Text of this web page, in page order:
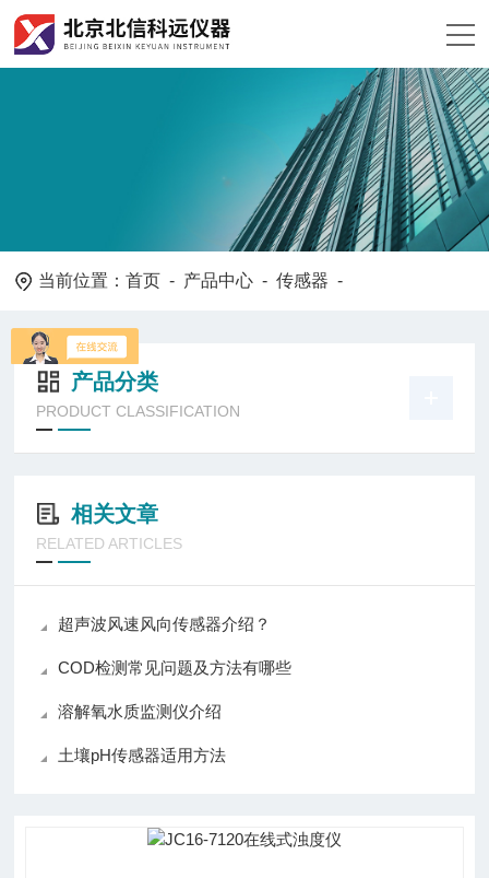
当前位置：首页 - 产品中心 -传感器 -
产品分类
PRODUCT CLASSIFICATION
相关文章
RELATED ARTICLES
超声波风速风向传感器介绍？
COD检测常见问题及方法有哪些
溶解氧水质监测仪介绍
土壤pH传感器适用方法